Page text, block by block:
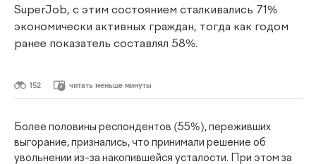
SuperJob, с этим состоянием сталкивались 71%
экономически активных граждан, тогда как годом
ранее показатель составлял 58%.
152 читать меньше минуты
Более половины респондентов (55%), переживших
выгорание, признались, что принимали решение об
увольнении из-за накопившейся усталости. При этом за